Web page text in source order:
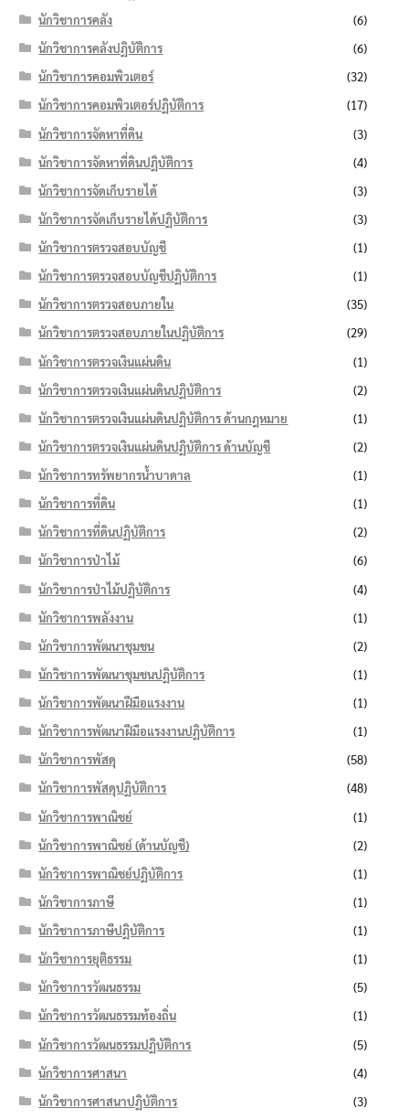
นักวิชาการคลัง
(6)
นักวิชาการคลังปฏิบัติการ
(6)
นักวิชาการคอมพิวเตอร์
(32)
นักวิชาการคอมพิวเตอร์ปฏิบัติการ
(17)
นักวิชาการจัดหาที่ดิน
(3)
นักวิชาการจัดหาที่ดินปฏิบัติการ
(4)
นักวิชาการจัดเก็บรายได้
(3)
นักวิชาการจัดเก็บรายได้ปฏิบัติการ
(3)
นักวิชาการตรวจสอบบัญชี
(1)
นักวิชาการตรวจสอบบัญชีปฏิบัติการ
(1)
นักวิชาการตรวจสอบภายใน
(35)
นักวิชาการตรวจสอบภายในปฏิบัติการ
(29)
นักวิชาการตรวจเงินแผ่นดิน
(1)
นักวิชาการตรวจเงินแผ่นดินปฏิบัติการ
(2)
นักวิชาการตรวจเงินแผ่นดินปฏิบัติการ ด้านกฎหมาย
(1)
นักวิชาการตรวจเงินแผ่นดินปฏิบัติการ ด้านบัญชี
(2)
นักวิชาการทรัพยากรน้ำบาดาล
(1)
นักวิชาการที่ดิน
(1)
นักวิชาการที่ดินปฏิบัติการ
(2)
นักวิชาการป่าไม้
(6)
นักวิชาการป่าไม้ปฏิบัติการ
(4)
นักวิชาการพลังงาน
(1)
นักวิชาการพัฒนาชุมชน
(2)
นักวิชาการพัฒนาชุมชนปฏิบัติการ
(1)
นักวิชาการพัฒนาฝีมือแรงงาน
(1)
นักวิชาการพัฒนาฝีมือแรงงานปฏิบัติการ
(1)
นักวิชาการพัสดุ
(58)
นักวิชาการพัสดุปฏิบัติการ
(48)
นักวิชาการพาณิชย์
(1)
นักวิชาการพาณิชย์ (ด้านบัญชี)
(2)
นักวิชาการพาณิชย์ปฏิบัติการ
(1)
นักวิชาการภาษี
(1)
นักวิชาการภาษีปฏิบัติการ
(1)
นักวิชาการยุติธรรม
(1)
นักวิชาการวัฒนธรรม
(5)
นักวิชาการวัฒนธรรมท้องถิ่น
(1)
นักวิชาการวัฒนธรรมปฏิบัติการ
(5)
นักวิชาการศาสนา
(4)
นักวิชาการศาสนาปฏิบัติการ
(3)